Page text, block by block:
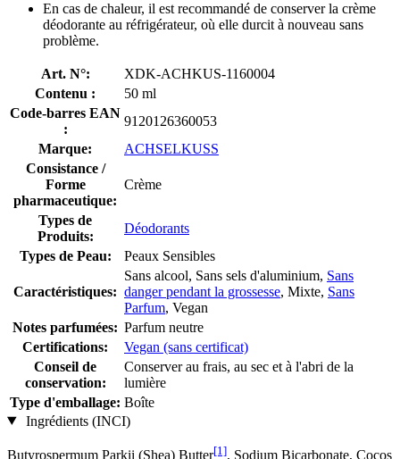
En cas de chaleur, il est recommandé de conserver la crème
déodorante au réfrigérateur, où elle durcit à nouveau sans
problème.
Art. N°:
XDK-ACHKUS-1160004
Contenu :
50 ml
Code-barres EAN
:
9120126360053
Marque:
ACHSELKUSS
Consistance /
Forme
pharmaceutique:
Crème
Types de
Produits:
Déodorants
Types de Peau:
Peaux Sensibles
Caractéristiques:
Sans alcool, Sans sels d'aluminium, Sans
danger pendant la grossesse, Mixte, Sans
Parfum, Vegan
Notes parfumées: Parfum neutre
Certifications:
Vegan (sans certificat)
Conseil de
conservation:
Conserver au frais, au sec et à l'abri de la
lumière
Type d'emballage: Boîte
Ingrédients (INCI)
Butyrospermum Parkii (Shea) Butter[1], Sodium Bicarbonate, Cocos